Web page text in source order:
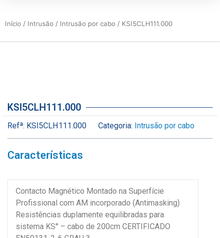
Início / Intrusão / Intrusão por cabo / KSI5CLH111.000
KSI5CLH111.000
Refª: KSI5CLH111.000 Categoria: Intrusão por cabo
Características
Contacto Magnético Montado na Superfície
Profissional com AM incorporado (Antimasking)
Resistências duplamente equilibradas para
sistema KS° – cabo de 200cm CERTIFICADO